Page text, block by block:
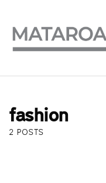
fashion
2 POSTS